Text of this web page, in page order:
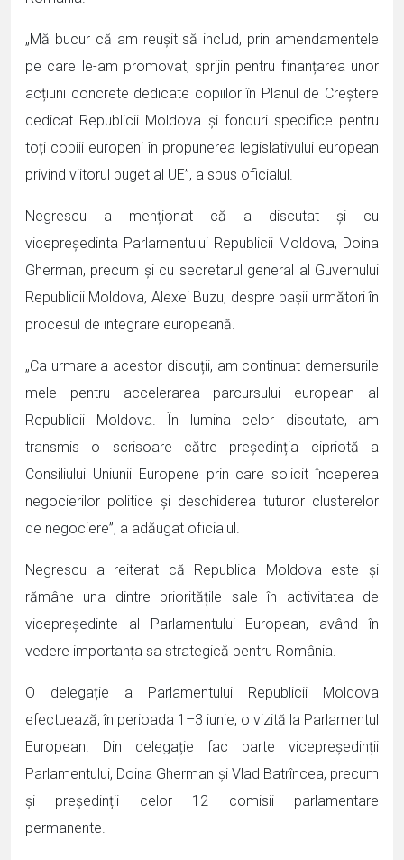
„Mă bucur că am reușit să includ, prin amendamentele
pe care le-am promovat, sprijin pentru finanțarea unor
acțiuni concrete dedicate copiilor în Planul de Creștere
dedicat Republicii Moldova și fonduri specifice pentru
toți copiii europeni în propunerea legislativului european
privind viitorul buget al UE”, a spus oficialul.
Negrescu a menționat că a discutat și cu
vicepreședinta Parlamentului Republicii Moldova, Doina
Gherman, precum și cu secretarul general al Guvernului
Republicii Moldova, Alexei Buzu, despre pașii următori în
procesul de integrare europeană.
„Ca urmare a acestor discuții, am continuat demersurile
mele pentru accelerarea parcursului european al
Republicii Moldova. În lumina celor discutate, am
transmis o scrisoare către președinția cipriotă a
Consiliului Uniunii Europene prin care solicit începerea
negocierilor politice și deschiderea tuturor clusterelor
de negociere”, a adăugat oficialul.
Negrescu a reiterat că Republica Moldova este și
rămâne una dintre prioritățile sale în activitatea de
vicepreședinte al Parlamentului European, având în
vedere importanța sa strategică pentru România.
O delegație a Parlamentului Republicii Moldova
efectuează, în perioada 1–3 iunie, o vizită la Parlamentul
European. Din delegație fac parte vicepreședinții
Parlamentului, Doina Gherman și Vlad Batrîncea, precum
și președinții celor 12 comisii parlamentare
permanente.